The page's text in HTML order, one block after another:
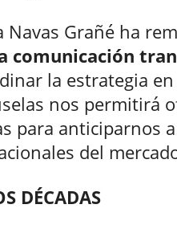
Grañé ha
comunicación
la estrategia en
nos permitirá
para anticiparnos
del
DÉCADAS